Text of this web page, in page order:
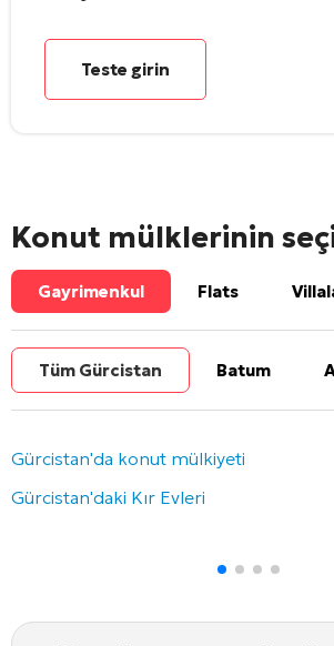
Teste girin
Konut mülklerinin
Gayrimenkul Flats
Tüm Gürcistan Batum
Gürcistan'da konut mülkiyeti
Gürcistan'daki Kır Evleri